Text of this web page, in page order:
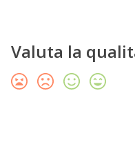
Valuta la